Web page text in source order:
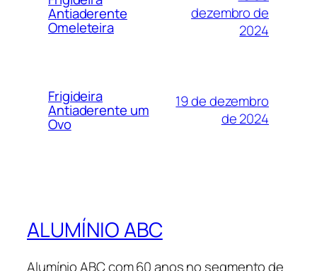
Antiaderente
Omeleteira
dezembro de
2024
Frigideira
Antiaderente um
Ovo
19 de dezembro
de 2024
ALUMÍNIO ABC
Alumínio ABC com 60 anos no segmento de